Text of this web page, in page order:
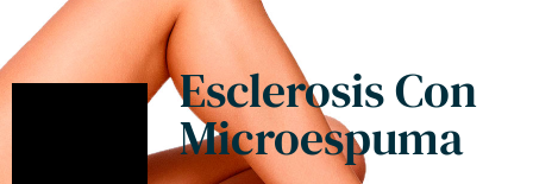
Esclerosis Con
Microespuma